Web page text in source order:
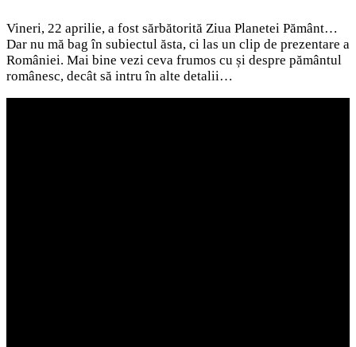
Vineri, 22 aprilie, a fost sărbătorită Ziua Planetei Pământ…
Dar nu mă bag în subiectul ăsta, ci las un clip de prezentare a
României. Mai bine vezi ceva frumos cu și despre pământul
românesc, decât să intru în alte detalii…